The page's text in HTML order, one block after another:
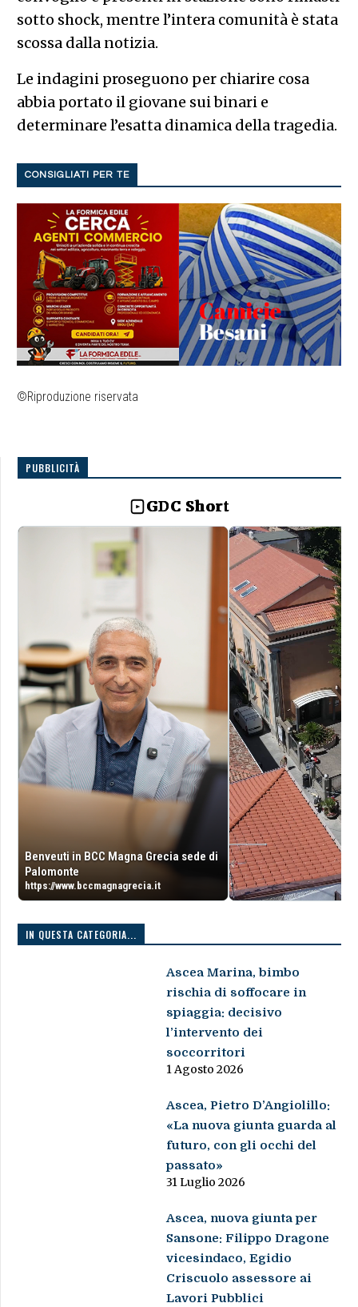
sotto shock, mentre l’intera comunità è stata
scossa dalla notizia.
Le indagini proseguono per chiarire cosa
abbia portato il giovane sui binari e
determinare l’esatta dinamica della tragedia.
CONSIGLIATI PER TE
©Riproduzione riservata
PUBBLICITÀ
GDC Short
Benveuti in BCC Magna Grecia sede di
Palomonte
https://www.bccmagnagrecia.it
IN QUESTA CATEGORIA...
Ascea Marina, bimbo
rischia di soffocare in
spiaggia: decisivo
l’intervento dei
soccorritori
1 Agosto 2026
Ascea, Pietro D’Angiolillo:
«La nuova giunta guarda al
futuro, con gli occhi del
passato»
31 Luglio 2026
Ascea, nuova giunta per
Sansone: Filippo Dragone
vicesindaco, Egidio
Criscuolo assessore ai
Lavori Pubblici